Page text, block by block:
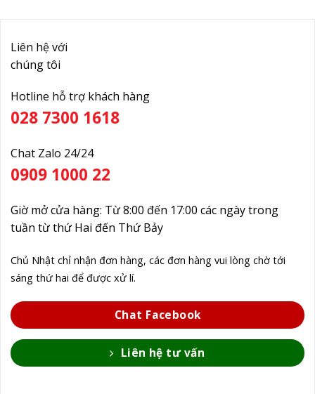
Liên hệ với
chúng tôi
Hotline hỗ trợ khách hàng
028 7300 1618
Chat Zalo 24/24
0909 1000 22
Giờ mở cửa hàng: Từ 8:00 đến 17:00 các ngày trong
tuần từ thứ Hai đến Thứ Bảy
Chủ Nhật chỉ nhận đơn hàng, các đơn hàng vui lòng chờ tới
sáng thứ hai để được xử lí.
Chat Facebook
Liên hệ tư vấn